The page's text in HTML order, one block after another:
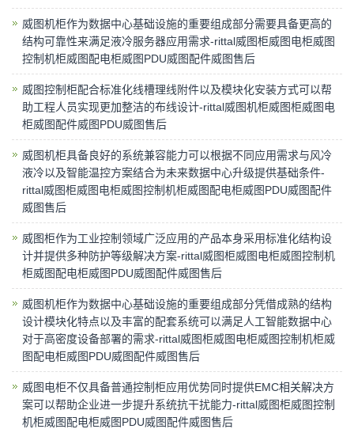
威图机柜作为数据中心基础设施的重要组成部分需要具备更高的
结构可靠性来满足液冷服务器应用需求-rittal威图柜威图电柜威图
控制机柜威图配电柜威图PDU威图配件威图售后
威图控制柜配合标准化线槽理线附件以及模块化安装方式可以帮
助工程人员实现更加整洁的布线设计-rittal威图机柜威图柜威图电
柜威图配件威图PDU威图售后
威图机柜具备良好的系统兼容能力可以根据不同应用需求与风冷
液冷以及智能温控方案结合为未来数据中心升级提供基础条件-
rittal威图柜威图电柜威图控制机柜威图配电柜威图PDU威图配件
威图售后
威图柜作为工业控制领域广泛应用的产品本身采用标准化结构设
计并提供多种防护等级解决方案-rittal威图柜威图电柜威图控制机
柜威图配电柜威图PDU威图配件威图售后
威图机柜作为数据中心基础设施的重要组成部分凭借成熟的结构
设计模块化特点以及丰富的配套系统可以满足人工智能数据中心
对于高密度设备部署的需求-rittal威图柜威图电柜威图控制机柜威
图配电柜威图PDU威图配件威图售后
威图电柜不仅具备普通控制柜应用优势同时提供EMC相关解决方
案可以帮助企业进一步提升系统抗干扰能力-rittal威图柜威图控制
机柜威图配电柜威图PDU威图配件威图售后